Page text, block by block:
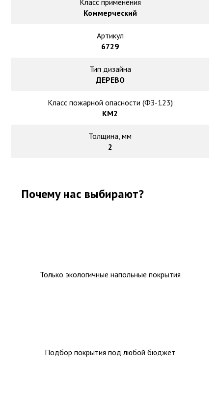
Класс применения
Коммерческий
Артикул
6729
Тип дизайна
ДЕРЕВО
Класс пожарной опасности (ФЗ-123)
КМ2
Толщина, мм
2
Почему нас выбирают?
Только экологичные напольные покрытия
Подбор покрытия под любой бюджет